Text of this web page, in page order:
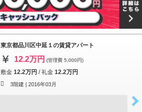
東京都品川区中延１の賃貸アパート
12.2万円 (管理費 5,000円)
敷金 12.2万円 /礼金 12.2万円
3階建 | 2016年03月